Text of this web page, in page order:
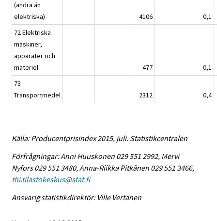
(andra än
elektriska)
4106
0,1
72 Elektriska
maskiner,
apparater och
materiel
477
0,1
73
Transportmedel
2312 0,4
Källa: Producentprisindex 2015, juli. Statistikcentralen
Förfrågningar: Anni Huuskonen 029 551 2992, Mervi
Nyfors 029 551 3480, Anna-Riikka Pitkänen 029 551 3466,
thi.tilastokeskus@stat.fi
Ansvarig statistikdirektör: Ville Vertanen